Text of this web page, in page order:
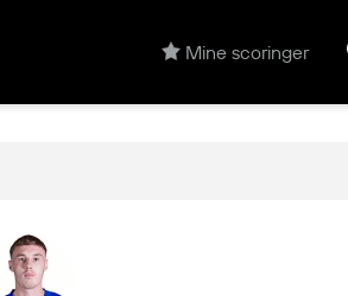
Mine scoringer